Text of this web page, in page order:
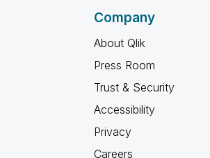
Company
About Qlik
Press Room
Trust & Security
Accessibility
Privacy
Careers